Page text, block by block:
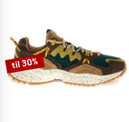
til 30%